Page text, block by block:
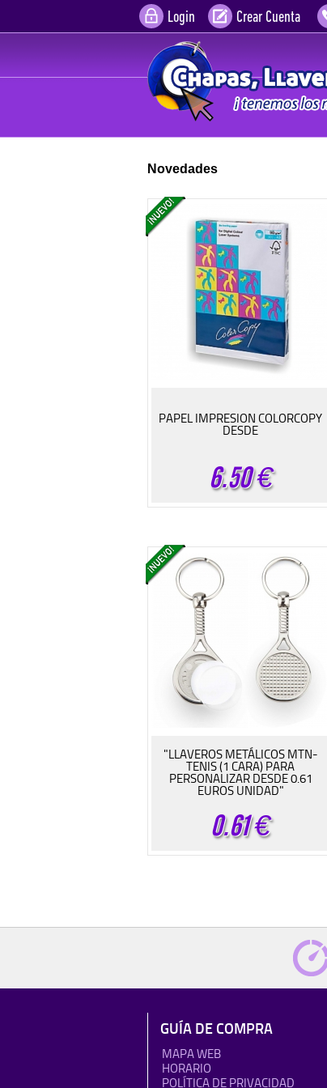
Login Crear Cuenta
Novedades
PAPEL IMPRESION COLORCOPY
DESDE
6.50€
"LLAVEROS METÁLICOS MTN-
TENIS (1 CARA) PARA
PERSONALIZAR DESDE 0.61
EUROS UNIDAD"
0.61€
GUÍA DE COMPRA
MAPA WEB
HORARIO
POLÍTICA DE PRIVACIDAD